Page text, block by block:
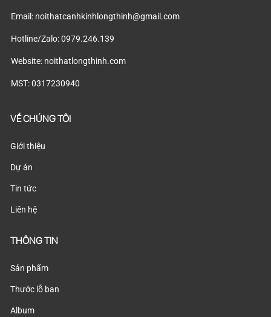
Email: noithatcanhkinhlongthinh@gmail.com
Hotline/Zalo: 0979.246.139
Website: noithatlongthinh.com
MST: 0317230940
VỀ CHÚNG TÔI
Giới thiệu
Dự án
Tin tức
Liên hệ
THÔNG TIN
Sản phẩm
Thước lỗ ban
Album